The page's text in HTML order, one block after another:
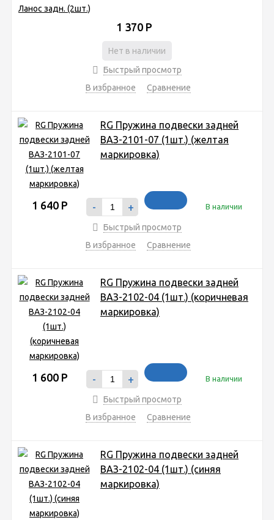
1 370 Р
Нет в наличии
Быстрый просмотр
В избранное
Сравнение
RG Пружина подвески задней
ВАЗ-2101-07 (1шт.) (желтая
маркировка)
1 640 Р - + В наличии
Быстрый просмотр
В избранное
Сравнение
RG Пружина подвески задней
ВАЗ-2102-04 (1шт.) (коричневая
маркировка)
1 600 Р - + В наличии
Быстрый просмотр
В избранное
Сравнение
RG Пружина подвески задней
ВАЗ-2102-04 (1шт.) (синяя
маркировка)